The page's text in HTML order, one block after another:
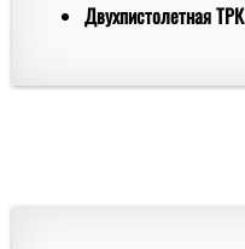
Двухпистолетная ТРК